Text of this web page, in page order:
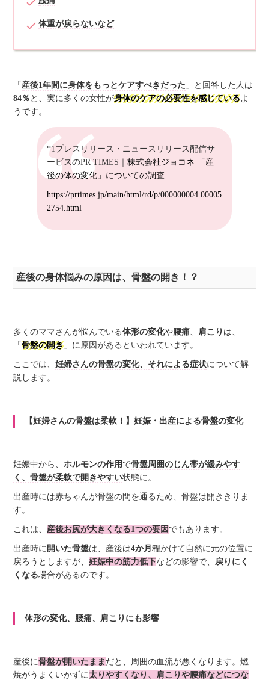
体重が戻らないなど
「 産後1年間に身体をもっとケアすべきだった 」と回答した人は
84％ と、実に多くの女性が身体のケアの必要性を感じているよ
うです。
*1プレスリリース・ニュースリリース配信サ
ービスのPR TIMES｜株式会社ジョコネ 「産
後の体の変化」についての調査
https://prtimes.jp/main/html/rd/p/000000004.00005
2754.html
産後の身体悩みの原因は、骨盤の開き！？
多くのママさんが悩んでいる体形の変化や腰痛 肩こり は、
「骨盤の開き 」に原因があるといわれています。
ここでは、妊婦さんの骨盤の変化、それによる症状について解
説します。
【妊婦さんの骨盤は柔軟！】妊娠・出産による骨盤の変化
妊娠中から、ホルモンの作用 で骨盤周囲のじん帯が緩みやす
く、骨盤が柔軟で開きやすい状態に。
出産時には赤ちゃんが骨盤の間を通るため、骨盤は開ききりま
す。
これは、 産後お尻が大きくなる1つの要因 でもあります。
出産時に 開いた骨盤は、産後は4か月程かけて自然に元の位置に
戻ろうとしますが、妊娠中の筋力低下などの影響で、 戻りにく
くなる場合があるのです。
体形の変化、腰痛、肩こりにも影響
産後に骨盤が開いたまま だと、周囲の血流が悪くなります。燃
焼がうまくいかずに太りやすくなり、肩こりや腰痛などにつな